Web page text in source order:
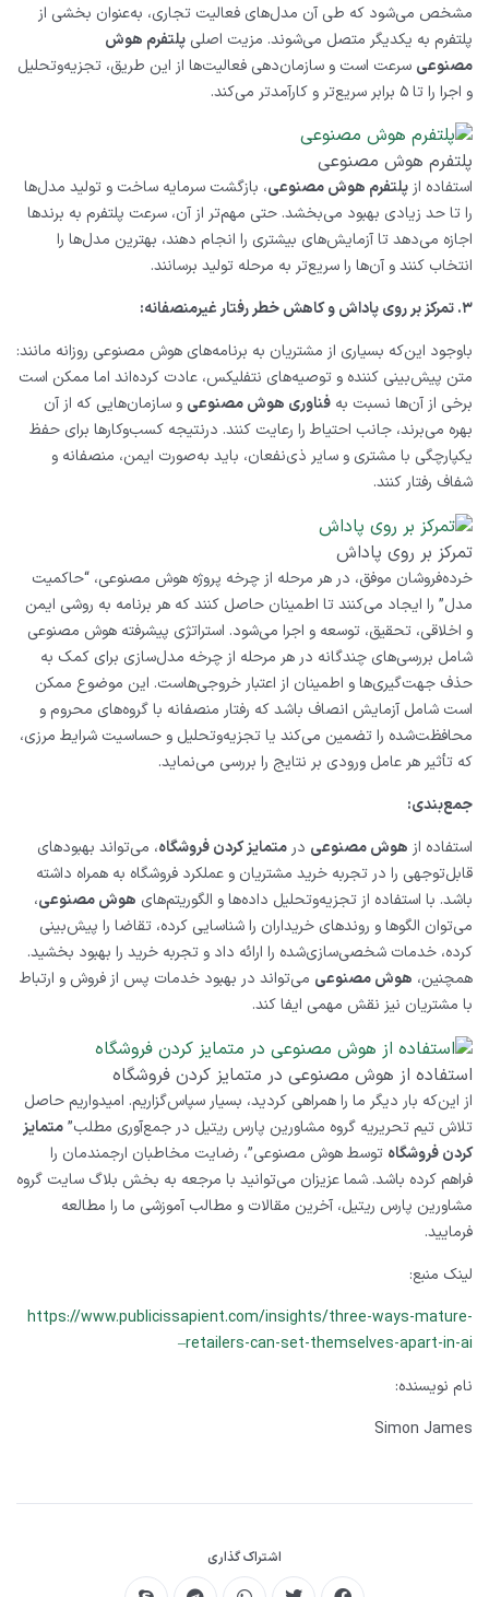
مشخص می‌شود که طی آن مدل‌های فعالیت تجاری، به‌عنوان بخشی از
پلتفرم به یکدیگر متصل می‌شوند. مزیت اصلی پلتفرم هوش
مصنوعی سرعت است و سازمان‌دهی فعالیت‌ها از این طریق، تجزیه‌و‌تحلیل
و اجرا را تا ۵ برابر سریع‌تر و کارآمدتر می‌کند.
پلتفرم هوش مصنوعی
استفاده ازپلتفرم هوش مصنوعی، بازگشت سرمایه ساخت و تولید مدل‌ها
را تا حد زیادی بهبود می‌بخشد. حتی مهم‌تر از آن، سرعت پلتفرم به برندها
اجازه می‌دهد تا آزمایش‌های بیشتری را انجام دهند، بهترین مدل‌ها را
انتخاب کنند و آن‌ها را سریعتر به مرحله تولید برسانند.
۳. تمرکز بر روی پاداش و کاهش خطر رفتار غیرمنصفانه:
باوجود این‌که بسیاری از مشتریان به برنامه‌های هوش مصنوعی روزانه مانند:
متن پیش‌بینی ‌کننده و توصیه‌های نتفلیکس، عادت کرده‌اند اما ممکن است
برخی از آن‌ها نسبت به فناوری هوش مصنوعی و سازمان‌هایی که از آن
بهره می‌برند، جانب احتیاط را رعایت کنند. درنتیجه کسب‌وکارها برای حفظ
یکپارچگی با مشتری و سایر ذی‌نفعان، باید به‌صورت ایمن، منصفانه و
شفاف رفتار کنند.
تمرکز بر روی پاداش
خرده‌فروشان موفق، در هر مرحله از چرخه پروژه هوش مصنوعی، “حاکمیت
مدل” را ایجاد می‌کنند تا اطمینان حاصل کنند که هر برنامه به ‌روشی ایمن
و اخلاقی، تحقیق، توسعه و اجرا می‌شود. استراتژی پیشرفته هوش مصنوعی
شامل بررسی‌های چندگانه در هر مرحله از چرخه مدل‌سازی برای کمک به
حذف جهت‌گیری‌ها و اطمینان از اعتبار خروجی‌هاست. این موضوع ممکن
است شامل آزمایش انصاف باشد که رفتار منصفانه با گروه‌های محروم و
محافظت‌شده را تضمین می‌کند یا تجزیه‌و‌تحلیل و حساسیت شرایط مرزی،
که تأثیر هر عامل ورودی بر نتایج را بررسی می‌نماید.
جمع‌بندی:
استفاده از هوش مصنوعی در متمایز کردن فروشگاه، می‌تواند بهبود‌های
قابل‌توجهی را در تجربه خرید مشتریان و عملکرد فروشگاه به همراه داشته
باشد. با استفاده از تجزیه‌و‌تحلیل داده‌ها و الگوریتم‌های هوش مصنوعی،
می‌توان الگوها و روندهای خریداران را شناسایی کرده، تقاضا را پیش‌بینی
کرده، خدمات شخصی‌سازی‌شده را ارائه داد و تجربه خرید را بهبود بخشید.
همچنین، هوش مصنوعی می‌تواند در بهبود خدمات پس از فروش و ارتباط
با مشتریان نیز نقش مهمی ایفا کند.
استفاده از هوش مصنوعی در متمایز کردن فروشگاه
از این‌که بار دیگر ما را همراهی کردید، بسیار سپاس‌گزاریم. امیدواریم حاصل
تلاش تیم تحریریه گروه مشاورین پارس ریتیل در جمع‌آوری مطلب”متمایز
کردن فروشگاه توسط هوش مصنوعی”، رضایت مخاطبان ارجمندمان را
فراهم کرده باشد. شما عزیزان می‌توانید با مرجعه به بخش بلاگ سایت گروه
مشاورین پارس ریتیل، آخرین مقالات و مطالب آموزشی ما را مطالعه
فرمایید.
لینک منبع:
https://www.publicissapient.com/insights/three-ways-mature-
retailers-can-set-themselves-apart-in-ai
–
نام نویسنده:
Simon James
اشتراک گذاری